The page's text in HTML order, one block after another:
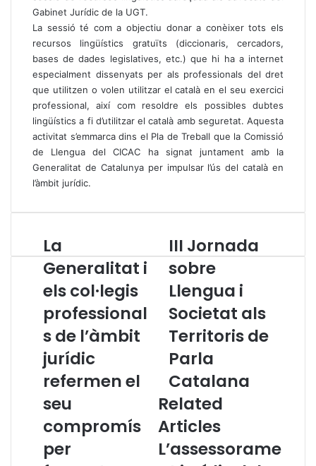
Gabinet Jurídic de la UGT.
La sessió té com a objectiu donar a conèixer tots els
recursos lingüístics gratuïts (diccionaris, cercadors,
bases de dades legislatives, etc.) que hi ha a internet
especialment dissenyats per als professionals del dret
que utilitzen o volen utilitzar el català en el seu exercici
professional, així com resoldre els possibles dubtes
lingüístics a fi d’utilitzar el català amb seguretat. Aquesta
activitat s’emmarca dins el Pla de Treball que la Comissió
de Llengua del CICAC ha signat juntament amb la
Generalitat de Catalunya per impulsar l’ús del català en
l’àmbit jurídic.
L
a
G
e
e
r
a
t
a
i
e
La
Generalitat i
els col·legis
professional
s de l’àmbit
jurídic
refermen el
seu
compromís
per
I
I
I
J
r
n
a
d
a
s
o
r
e
L
III Jornada
sobre
Llengua i
Societat als
Territoris de
Parla
Catalana
Related
Articles
L’assessorame